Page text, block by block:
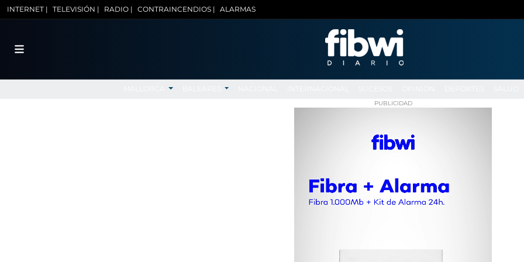
INTERNET | TELEVISIÓN | RADIO | CONTRAINCENDIOS | ALARMAS